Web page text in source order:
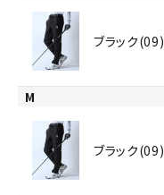
ブラック(09)
M
ブラック(09)